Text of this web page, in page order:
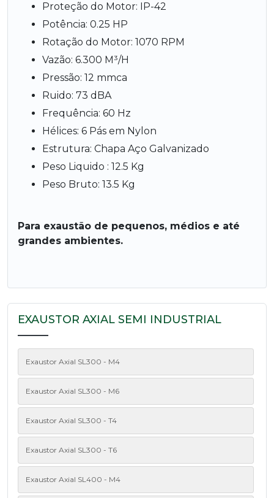
Proteção do Motor: IP-42
Potência: 0.25 HP
Rotação do Motor: 1070 RPM
Vazão: 6.300 M³/H
Pressão: 12 mmca
Ruido: 73 dBA
Frequência: 60 Hz
Hélices: 6 Pás em Nylon
Estrutura: Chapa Aço Galvanizado
Peso Liquido : 12.5 Kg
Peso Bruto: 13.5 Kg
Para exaustão de pequenos, médios e até
grandes ambientes.
EXAUSTOR AXIAL SEMI INDUSTRIAL
Exaustor Axial SL300 - M4
Exaustor Axial SL300 - M6
Exaustor Axial SL300 - T4
Exaustor Axial SL300 - T6
Exaustor Axial SL400 - M4